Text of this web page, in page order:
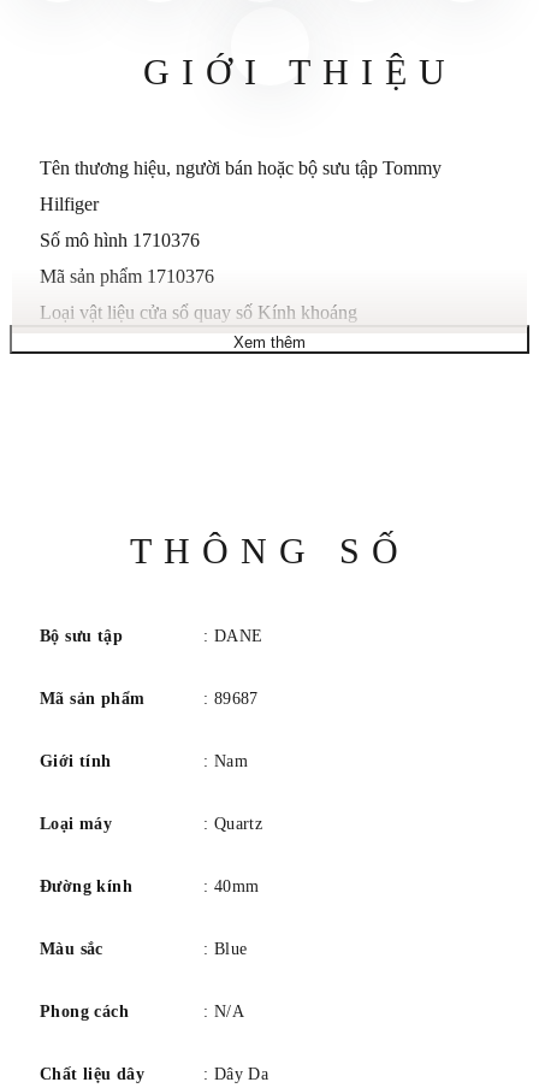
GIỚI THIỆU
Tên thương hiệu, người bán hoặc bộ sưu tập Tommy
Hilfiger
Số mô hình 1710376
Mã sản phẩm 1710376
Loại vật liệu cửa sổ quay số Kính khoáng
Loại hiển thị Tương tự
Chiều rộng dải 19 mm
Màu quay số màu xanh
Chuyển động Thạch anh
Xem thêm
THÔNG SỐ
Bộ sưu tập : DANE
Mã sản phẩm : 89687
Giới tính : Nam
Loại máy : Quartz
Đường kính : 40mm
Màu sắc : Blue
Phong cách : N/A
Chất liệu dây : Dây Da